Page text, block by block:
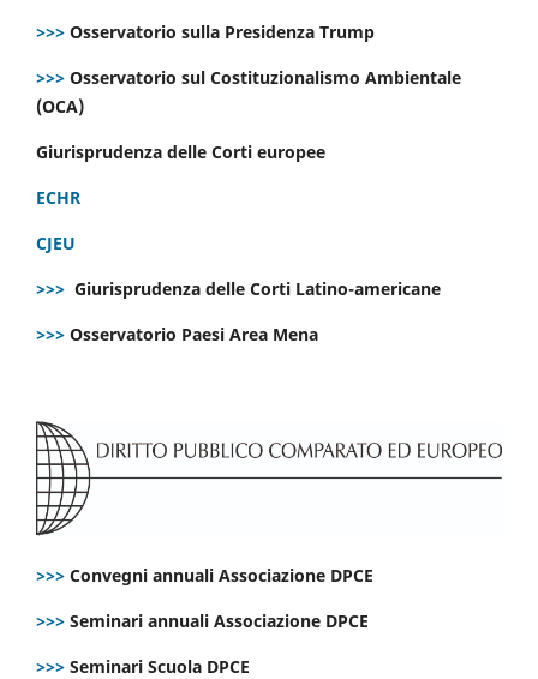
>>> Osservatorio sulla Presidenza Trump
>>> Osservatorio sul Costituzionalismo Ambientale
(OCA)
Giurisprudenza delle Corti europee
ECHR
CJEU
>>> Giurisprudenza delle Corti Latino-americane
>>> Osservatorio Paesi Area Mena
>>> Convegni annuali Associazione DPCE
>>> Seminari annuali Associazione DPCE
>>> Seminari Scuola DPCE